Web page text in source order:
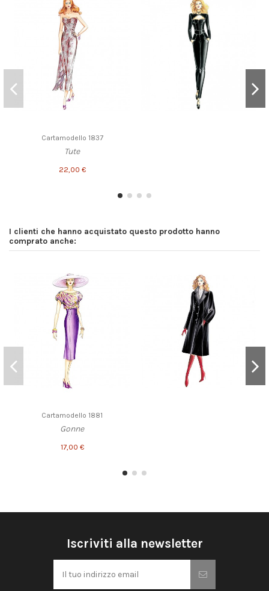
Cartamodello 1837
Tute
22,00 €
I clienti che hanno acquistato questo prodotto hanno
comprato anche:
Cartamodello 1881
Gonne
17,00 €
Iscriviti alla newsletter